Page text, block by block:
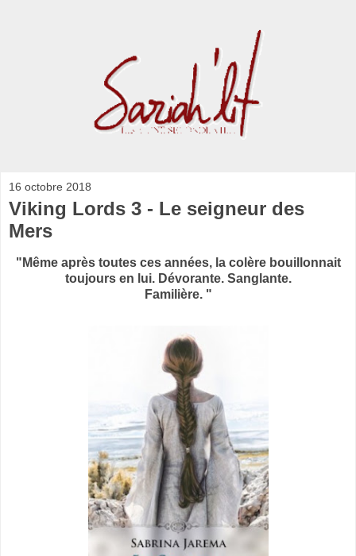
16 octobre 2018
Viking Lords 3 - Le seigneur des
Mers
"Même après toutes ces années, la colère bouillonnait
toujours en lui. Dévorante. Sanglante.
Familière. "